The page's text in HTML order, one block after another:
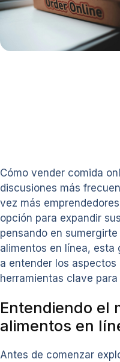
Cómo vender comida
discusiones más
vez más
opción para expandir
pensando en
alimentos en línea,
a entender los
herramientas clave
Entendiendo el
alimentos en
Antes de comenzar